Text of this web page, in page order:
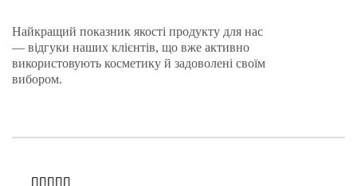
Найкращий показник якості продукту для нас
— відгуки наших клієнтів, що вже активно
використовують косметику й задоволені своїм
вибором.